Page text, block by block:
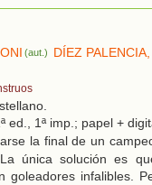
(aut.) DÍEZ
ed., 1ª imp.; papel +
la final de un
única solución es
goleadores infalibles.